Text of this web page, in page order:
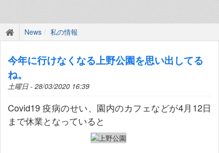
News 私の情報
今年に行けなくなる上野公園を思い出してる
ね。
土曜日 - 28/03/2020 16:39
Covid19 疫病のせい、園内のカフェなどが4月12日
まで休業となっていると